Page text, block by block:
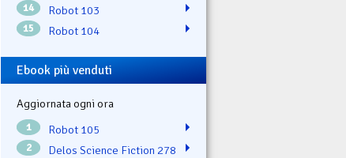
14 Robot 103
15 Robot 104
Ebook più venduti
Aggiornata ogni ora
1 Robot 105
2 Delos Science Fiction 278